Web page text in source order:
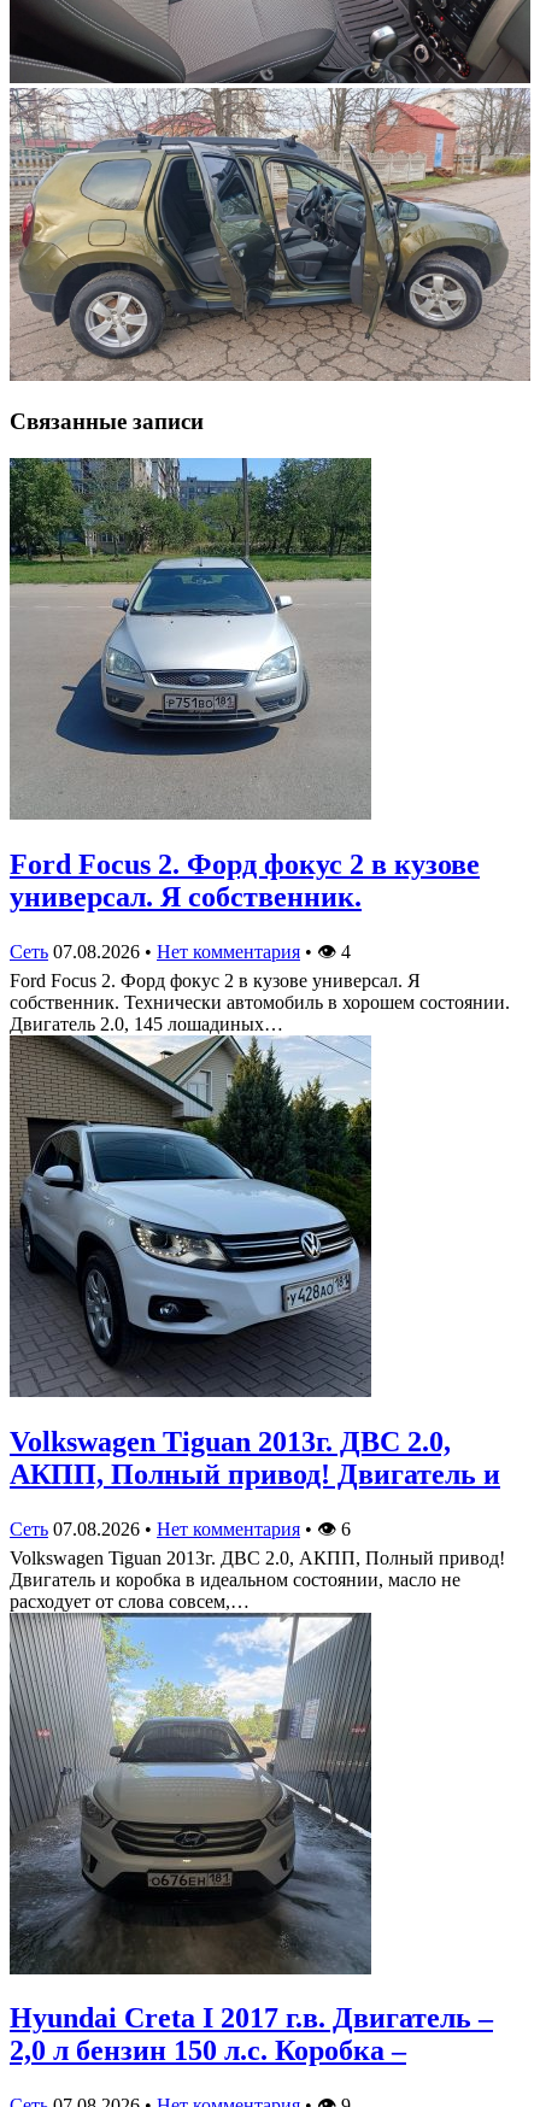
Связанные записи
Ford Focus 2. Форд фокус 2 в кузове
универсал. Я собственник.
Сеть 07.08.2026 • Нет комментария • 👁 4
Ford Focus 2. Форд фокус 2 в кузове универсал. Я
собственник. Технически автомобиль в хорошем состоянии.
Двигатель 2.0, 145 лошадиных…
Volkswagen Tiguan 2013г. ДВС 2.0,
АКПП, Полный привод! Двигатель и
Сеть 07.08.2026 • Нет комментария • 👁 6
Volkswagen Tiguan 2013г. ДВС 2.0, АКПП, Полный привод!
Двигатель и коробка в идеальном состоянии, масло не
расходует от слова совсем,…
Hyundai Creta I 2017 г.в. Двигатель –
2,0 л бензин 150 л.с. Коробка –